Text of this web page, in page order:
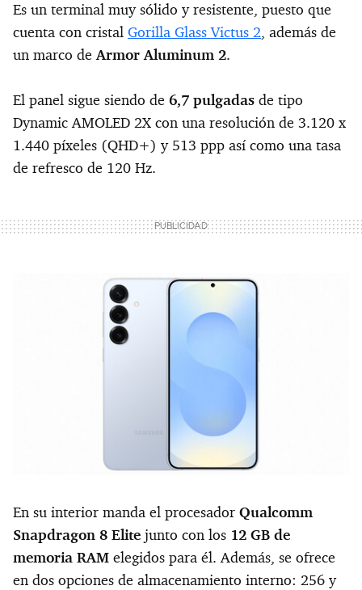
Es un terminal muy sólido y resistente, puesto que
cuenta con cristal Gorilla Glass Victus 2, además de
un marco deArmor Aluminum 2.
El panel sigue siendo de 6,7 pulgadas de tipo
Dynamic AMOLED 2X con una resolución de 3.120 x
1.440 píxeles (QHD+) y 513 ppp así como una tasa
de refresco de 120 Hz.
En su interior manda el procesador Qualcomm
Snapdragon 8 Elite junto con los 12 GB de
memoria RAM elegidos para él. Además, se ofrece
en dos opciones de almacenamiento interno: 256 y